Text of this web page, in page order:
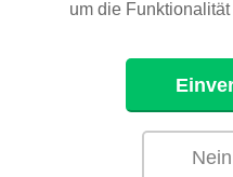
um die